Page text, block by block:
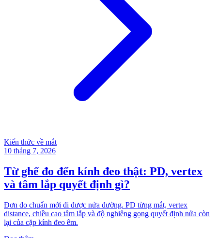
Kiến thức về mắt
10 tháng 7, 2026
Từ ghế đo đến kính đeo thật: PD, vertex
và tâm lắp quyết định gì?
Đơn đo chuẩn mới đi được nửa đường. PD từng mắt, vertex
distance, chiều cao tâm lắp và độ nghiêng gọng quyết định nửa còn
lại của cặp kính đeo êm.